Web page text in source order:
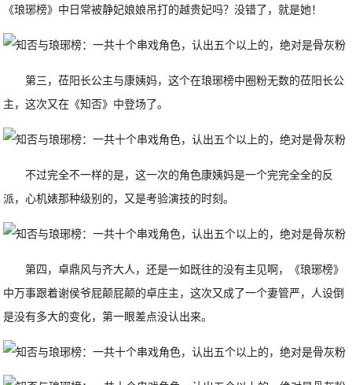
《琅琊榜》中日常被静妃娘娘吊打的越贵妃吗？没错了，就是她！
第三，莅阳长公主与康姨妈，这个在琅琊榜中圈粉无数的莅阳长公
主，这次又在《知否》中登场了。
不过完全不一样的是，这一次的角色康姨妈是一个完完全全的反
派，心机婊那种级别的，又是考验演技的时刻。
第四，卓鼎风与齐大人，还是一如既往的没有主见啊，《琅琊榜》
中万事跟着谢侯爷屁颠屁颠的卓庄主，这次又成了一个妻管严，人设倒
是没有多大的变化，第一眼差点没认出来。